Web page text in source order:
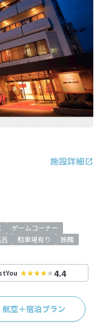
施設詳細
ゲームコーナー
駐車場有り
旅館
4.4
航空＋宿泊プラン